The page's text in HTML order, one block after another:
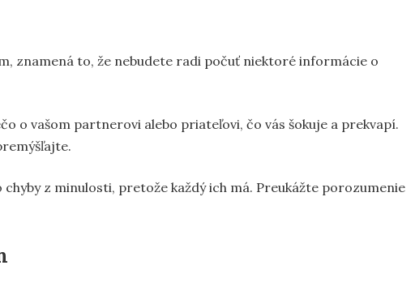
znamená to, že nebudete radi počuť niektoré informácie o
o vašom partnerovi alebo priateľovi, čo vás šokuje a prekvapí.
z minulosti, pretože každý ich má. Preukážte porozumenie